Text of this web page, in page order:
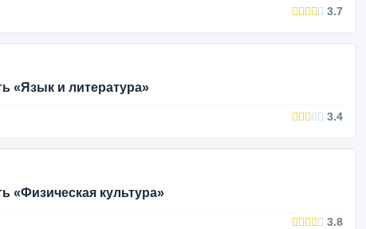
3.7
«Язык и литература»
3.4
«Физическая культура»
3.8